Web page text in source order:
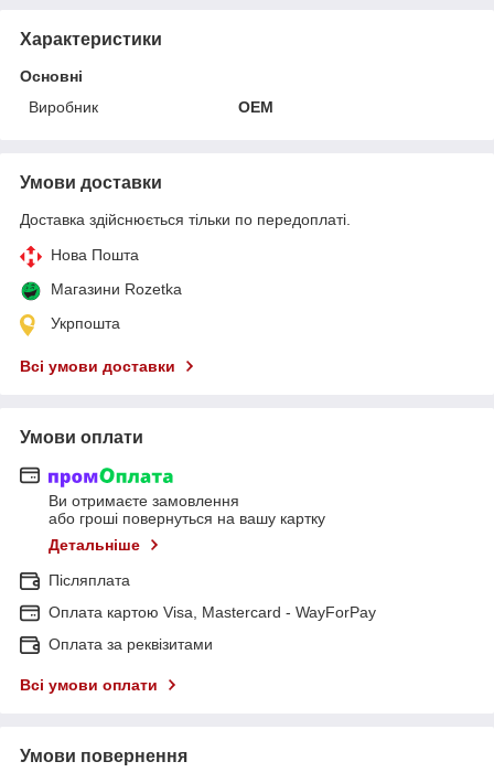
Характеристики
Основні
Виробник
OEM
Умови доставки
Доставка здійснюється тільки по передоплаті.
Нова Пошта
Магазини Rozetka
Укрпошта
Всі умови доставки
Умови оплати
Ви отримаєте замовлення
або гроші повернуться на вашу картку
Детальніше
Післяплата
Оплата картою Visa, Mastercard - WayForPay
Оплата за реквізитами
Всі умови оплати
Умови повернення